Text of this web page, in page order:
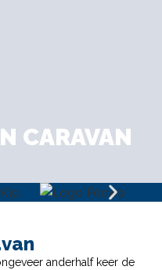
CARAVAN
anderhalf keer de